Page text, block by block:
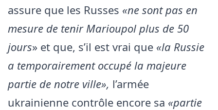
assure que les Russes «ne sont pas en
mesure de tenir Marioupol plus de 50
jours» et que, s’il est vrai que «la Russie
a temporairement occupé la majeure
partie de notre ville», l’armée
ukrainienne contrôle encore sa «partie